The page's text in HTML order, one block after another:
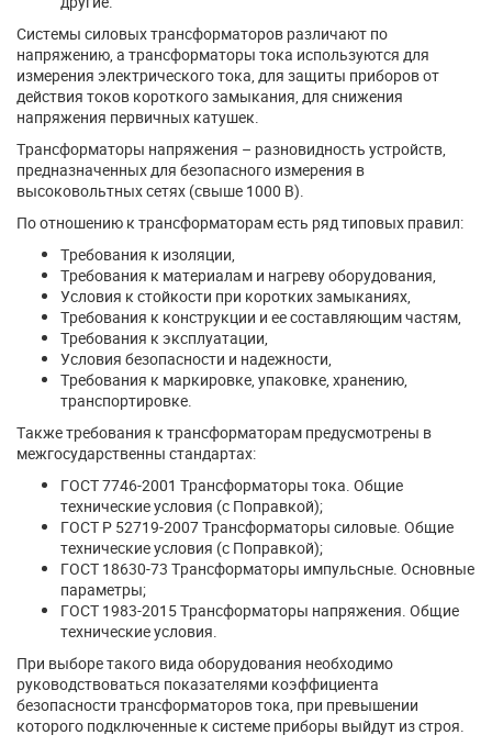
Системы силовых трансформаторов различают по
напряжению, а трансформаторы тока используются для
измерения электрического тока, для защиты приборов от
действия токов короткого замыкания, для снижения
напряжения первичных катушек.
Трансформаторы напряжения – разновидность устройств,
предназначенных для безопасного измерения в
высоковольтных сетях (свыше 1000 В).
По отношению к трансформаторам есть ряд типовых правил:
Требования к изоляции,
Требования к материалам и нагреву оборудования,
Условия к стойкости при коротких замыканиях,
Требования к конструкции и ее составляющим частям,
Требования к эксплуатации,
Условия безопасности и надежности,
Требования к маркировке, упаковке, хранению,
транспортировке.
Также требования к трансформаторам предусмотрены в
межгосударственны стандартах:
ГОСТ 7746-2001 Трансформаторы тока. Общие
технические условия (с Поправкой);
ГОСТ Р 52719-2007 Трансформаторы силовые. Общие
технические условия (с Поправкой);
ГОСТ 18630-73 Трансформаторы импульсные. Основные
параметры;
ГОСТ 1983-2015 Трансформаторы напряжения. Общие
технические условия.
При выборе такого вида оборудования необходимо
руководствоваться показателями коэффициента
безопасности трансформаторов тока, при превышении
которого подключенные к системе приборы выйдут из строя.